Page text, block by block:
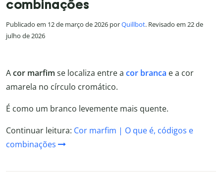
combinações
Publicado em 12 de março de 2026 porQuillbot. Revisado em 22 de
julho de 2026
Acor marfim se localiza entre a cor branca e a cor
amarela no círculo cromático.
É como um branco levemente mais quente.
Continuar leitura: Cor marfim | O que é, códigos e
combinações